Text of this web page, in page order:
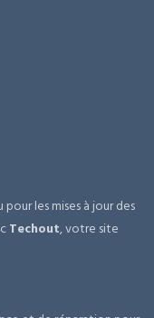
les mises à jour des
Techout, votre site